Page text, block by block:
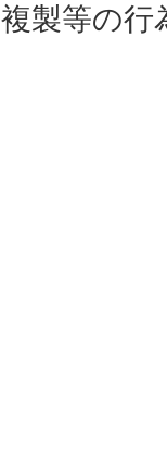
複製等の行